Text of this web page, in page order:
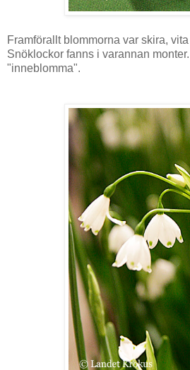
Framförallt blommorna var skira,
Snöklockor fanns i varannan
"inneblomma".